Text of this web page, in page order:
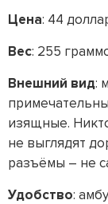
Цена: 44
Вес: 255
Внешний вид:
изящные.
не выглядят
разъёмы – не
Удобство: